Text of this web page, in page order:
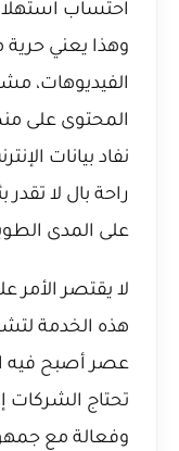
احتساب
وهذا يعني
الفيديوهات،
المحتوى على
نفاد بيانات
راحة بال لا
على المدى
لا يقتصر الأمر
هذه الخدمة
عصر أصبح فيه
تحتاج الشركات
وفعالة مع